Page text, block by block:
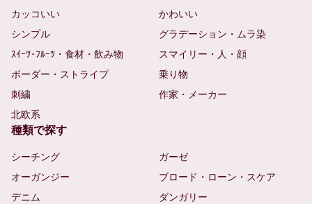
カッコいい
かわいい
シンプル
グラデーション・ムラ染
ｽｲｰﾂ･ﾌﾙｰﾂ・食材・飲み物
スマイリー・人・顔
ボーダー・ストライプ
乗り物
刺繍
作家・メーカー
北欧系
種類で探す
シーチング
ガーゼ
オーガンジー
ブロード・ローン・スケア
デニム
ダンガリー